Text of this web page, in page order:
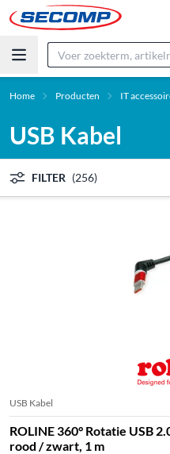
Home Producten IT
USB Kabel
FILTER (256)
USB Kabel
ROLINE 360° Rotatie USB
rood / zwart, 1 m